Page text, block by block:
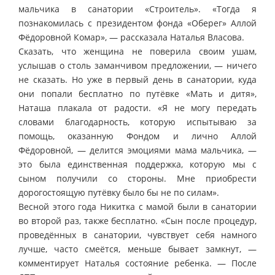
мальчика в санатории «Строитель». «Тогда я
познакомилась с президентом фонда «Оберег» Аллой
Фёдоровной Комар», — рассказала Наталья Власова.
Сказать, что женщина не поверила своим ушам,
услышав о столь заманчивом предложении, — ничего
не сказать. Но уже в первый день в санатории, куда
они попали бесплатно по путёвке «Мать и дитя»,
Наташа плакала от радости. «Я не могу передать
словами благодарность, которую испытываю за
помощь, оказанную Фондом и лично Аллой
Фёдоровной, — делится эмоциями мама мальчика, —
это была единственная поддержка, которую мы с
сыном получили со стороны. Мне приобрести
дорогостоящую путёвку было бы не по силам».
Весной этого года Никитка с мамой были в санатории
во второй раз, также бесплатно. «Сын после процедур,
проведённых в санатории, чувствует себя намного
лучше, часто смеётся, меньше бывает замкнут, —
комментирует Наталья состояние ребенка. — После